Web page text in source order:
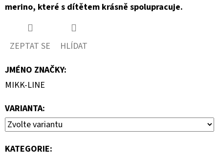
merino, které s dítětem krásně spolupracuje.
ZEPTAT SE
HLÍDAT
JMÉNO ZNAČKY:
MIKK-LINE
VARIANTA:
KATEGORIE: